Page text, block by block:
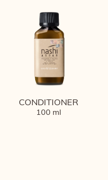
CONDITIONER
100 ml